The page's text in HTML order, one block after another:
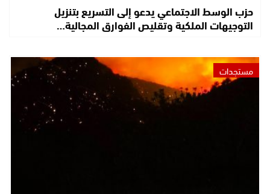
حزب الوسط الاجتماعي يدعو إلى التسريع بتنزيل
التوجيهات الملكية وتقليص الفوارق المجالية…
مستجدات